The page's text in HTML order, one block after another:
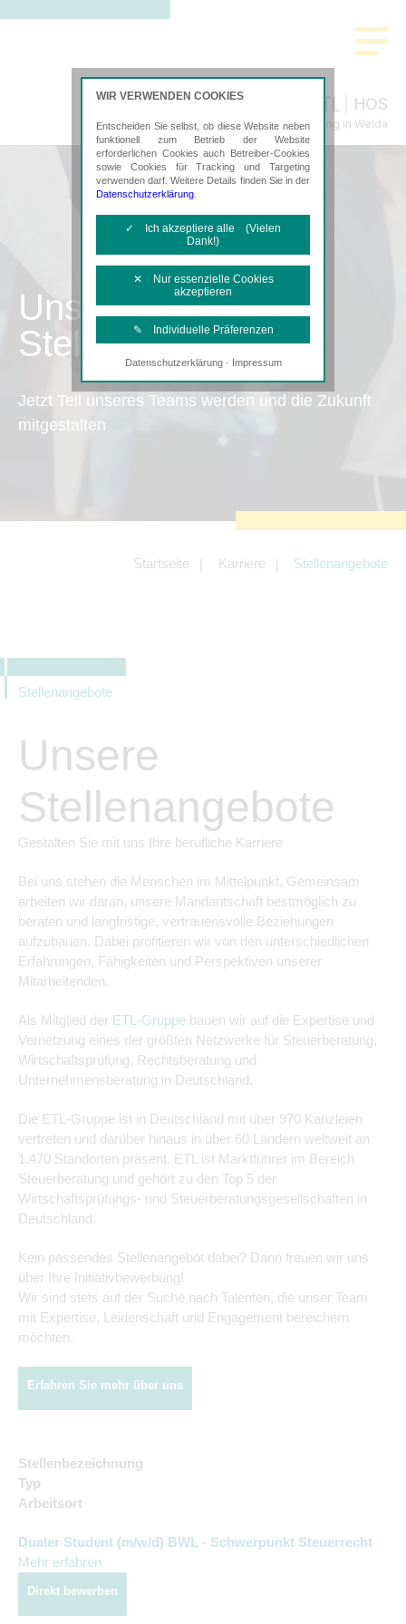
HOS
Steuerberatung in Weida
Unsere
Stellenangebote
Jetzt Teil unseres Teams werden und die Zukunft
mitgestalten
Startseite Karriere Stellenangebote
Stellenangebote
Unsere
Stellenangebote
Gestalten Sie mit uns Ihre berufliche Karriere
Bei uns stehen die Menschen im Mittelpunkt. Gemeinsam
arbeiten wir daran, unsere Mandantschaft bestmöglich zu
beraten und langfristige, vertrauensvolle Beziehungen
aufzubauen. Dabei profitieren wir von den unterschiedlichen
Erfahrungen, Fähigkeiten und Perspektiven unserer
Mitarbeitenden.
Als Mitglied der ETL-Gruppe bauen wir auf die Expertise und
Vernetzung eines der größten Netzwerke für Steuerberatung,
Wirtschaftsprüfung, Rechtsberatung und
Unternehmensberatung in Deutschland.
Die ETL-Gruppe ist in Deutschland mit über 970 Kanzleien
vertreten und darüber hinaus in über 60 Ländern weltweit an
1.470 Standorten präsent. ETL ist Marktführer im Bereich
Steuerberatung und gehört zu den Top 5 der
Wirtschaftsprüfungs- und Steuerberatungsgesellschaften in
Deutschland.
Kein passendes Stellenangebot dabei? Dann freuen wir uns
über Ihre Initiativbewerbung!
Wir sind stets auf der Suche nach Talenten, die unser Team
mit Expertise, Leidenschaft und Engagement bereichern
möchten.
Erfahren Sie mehr über uns
Stellenbezeichnung
Typ
Arbeitsort
Dualer Student (m/w/d) BWL - Schwerpunkt Steuerrecht
Mehr erfahren
Direkt bewerben
WIR VERWENDEN COOKIES
Entscheiden Sie selbst, ob diese Website neben
funktionell zum Betrieb der Website
erforderlichen Cookies auch Betreiber-Cookies
sowie Cookies für Tracking und Targeting
verwenden darf. Weitere Details finden Sie in der
Datenschutzerklärung
✓ Ich akzeptiere alle (Vielen
Dank!)
✕ Nur essenzielle Cookies
akzeptieren
✎ Individuelle Präferenzen
Notwendige Cookies
Diese Cookies sind erforderlich, um die
grundlegende Funktionalität der Website
Angebotes einschließlich der
Angeboten von z.B. Facebook und
LinkedIn.
Datenschutzerklärung· Impressum